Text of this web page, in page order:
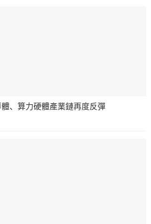
、算力硬體產業鏈再度反彈